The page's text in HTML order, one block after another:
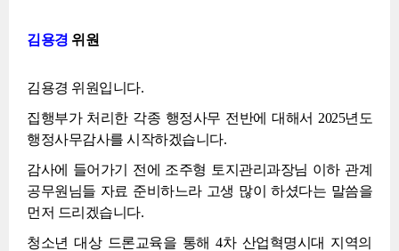
김용경 위원
김용경 위원입니다.
집행부가 처리한 각종 행정사무 전반에 대해서 2025년도
행정사무감사를 시작하겠습니다.
감사에 들어가기 전에 조주형 토지관리과장님 이하 관계
공무원님들 자료 준비하느라 고생 많이 하셨다는 말씀을
먼저 드리겠습니다.
청소년 대상 드론교육을 통해 4차 산업혁명시대 지역의